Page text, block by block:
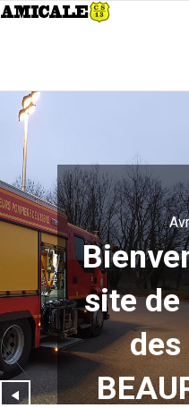
site de
des